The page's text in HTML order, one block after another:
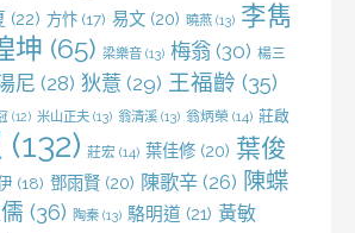
(22) 方忭 (17) 易文 (20) 曉燕 (13) 李雋
坤 (65) 梁樂音 (13) 梅翁 (30) 楊三
尼 (28) 狄薏 (29) 王福齡 (35)
(12) 米山正夫 (13) 翁清溪 (13) 翁炳榮 (14) 莊啟
(132) 莊宏 (14) 葉佳修 (20) 葉俊
(18) 鄧雨賢 (20) 陳歌辛 (26) 陳蝶
(36) 陶秦 (13) 駱明道 (21) 黃敏